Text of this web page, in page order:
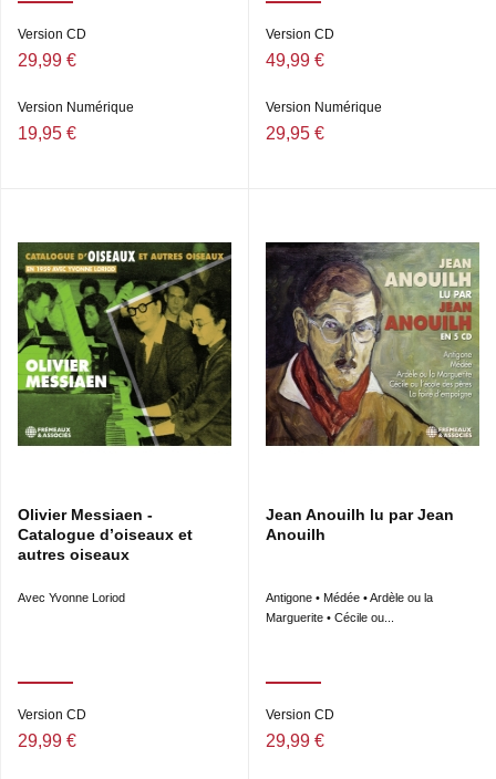
Version CD
29,99 €
Version Numérique
19,95 €
Version CD
49,99 €
Version Numérique
29,95 €
Olivier Messiaen -
Catalogue d’oiseaux et
autres oiseaux
Avec Yvonne Loriod
Version CD
29,99 €
Jean Anouilh lu par Jean
Anouilh
Antigone • Médée • Ardèle ou la
Marguerite • Cécile ou...
Version CD
29,99 €